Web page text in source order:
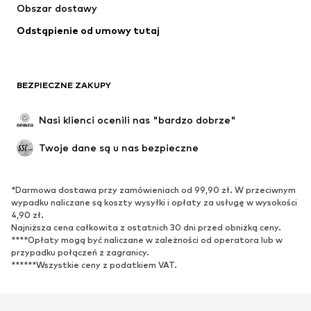
Obszar dostawy
Odstąpienie od umowy tutaj
BEZPIECZNE ZAKUPY
Nasi klienci ocenili nas "bardzo dobrze"
Twoje dane są u nas bezpieczne
*Darmowa dostawa przy zamówieniach od 99,90 zł. W przeciwnym
wypadku naliczane są koszty wysyłki i opłaty za usługę w wysokości
4,90 zł.
Najniższa cena całkowita z ostatnich 30 dni przed obniżką ceny.
****Opłaty mogą być naliczane w zależności od operatora lub w
przypadku połączeń z zagranicy.
******Wszystkie ceny z podatkiem VAT.